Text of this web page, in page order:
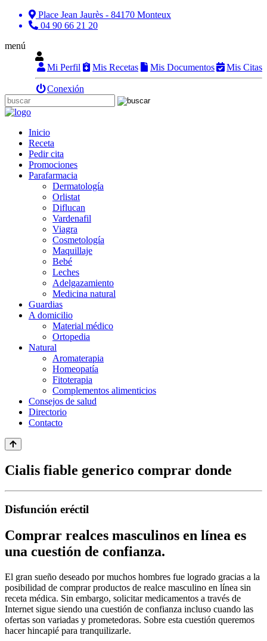
Place Jean Jaurès - 84170 Monteux
04 90 66 21 20
menú
Mi Perfil Mis Recetas Mis Documentos Mis Citas
Conexión
Inicio
Receta
Pedir cita
Promociones
Parafarmacia
Dermatología
Orlistat
Diflucan
Vardenafil
Viagra
Cosmetología
Maquillaje
Bebé
Leches
Adelgazamiento
Medicina natural
Guardias
A domicilio
Material médico
Ortopedia
Natural
Aromaterapia
Homeopatía
Fitoterapia
Complementos alimenticios
Consejos de salud
Directorio
Contacto
Cialis fiable generico comprar donde
Disfunción eréctil
Comprar realces masculinos en línea es
una cuestión de confianza.
El gran sueño deseado por muchos hombres fue logrado gracias a la
posibilidad de comprar productos de realce masculino en línea sin
receta médica. Sin embargo, solicitar medicamentos a través de
Internet sigue siendo una cuestión de confianza incluso cuando las
ofertas son variadas y prometedoras. Sobre esta cuestión queremos
hacer hincapié para tranquilizarle.